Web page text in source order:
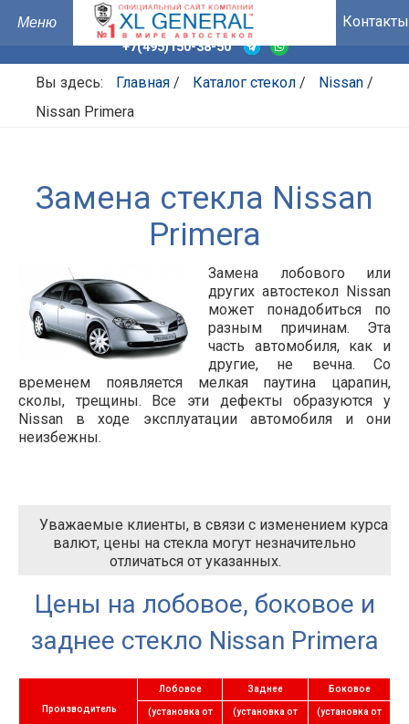
Контакты
+7(495)150-38-50
Вы здесь: Главная / Каталог стекол / Nissan /
Nissan Primera
Замена стекла Nissan
Primera
Замена лобового или
других автостекол Nissan
может понадобиться по
разным причинам. Эта
часть автомобиля, как и
другие, не вечна. Со
временем появляется мелкая паутина царапин,
сколы, трещины. Все эти дефекты образуются у
Nissan в ходе эксплуатации автомобиля и они
неизбежны.
Уважаемые клиенты, в связи с изменением курса
валют, цены на стекла могут незначительно
отличаться от указанных.
Цены на лобовое, боковое и
заднее стекло Nissan Primera
Производитель
Лобовое Заднее Боковое
(установка от
(установка от
(установка от